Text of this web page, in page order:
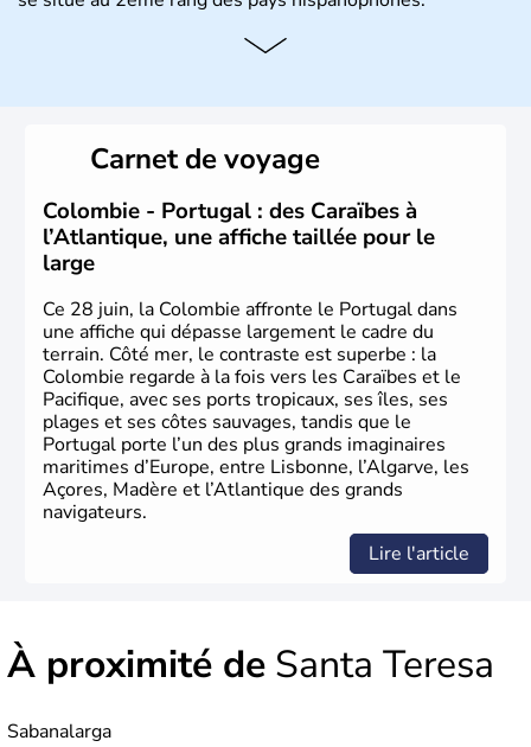
Histoire et administration
en 1538, qui est toujours la capitale. C'est en 1810, que
le premier parlement s'établit à Bogotà, suivi en 1813
par la proclamation de l'indépendance. la Colombie est
une République depuis 1830.
Carnet de voyage
Colombie - Portugal : des Caraïbes à
l’Atlantique, une affiche taillée pour le
large
Ce 28 juin, la Colombie affronte le Portugal dans
une affiche qui dépasse largement le cadre du
terrain. Côté mer, le contraste est superbe : la
Colombie regarde à la fois vers les Caraïbes et le
Pacifique, avec ses ports tropicaux, ses îles, ses
plages et ses côtes sauvages, tandis que le
Portugal porte l’un des plus grands imaginaires
maritimes d’Europe, entre Lisbonne, l’Algarve, les
Açores, Madère et l’Atlantique des grands
navigateurs.
Lire l'article
À proximité de Santa Teresa
Sabanalarga